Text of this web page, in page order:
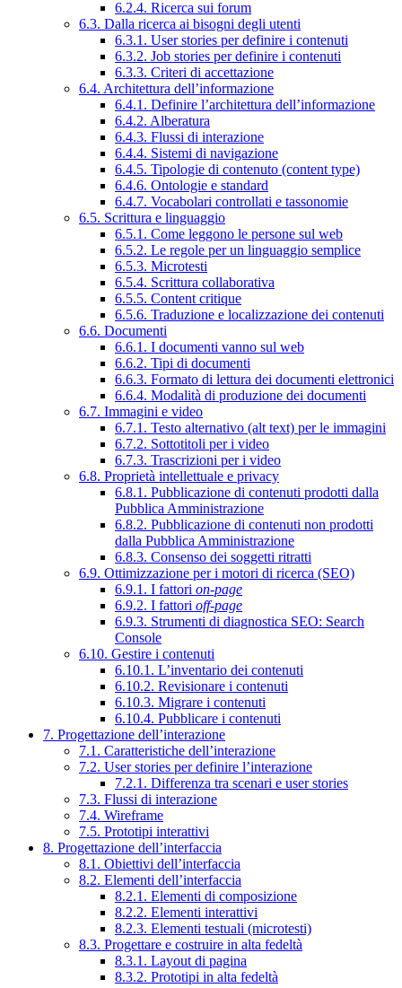
6.2.4. Ricerca sui forum
6.3. Dalla ricerca ai bisogni degli utenti
6.3.1. User stories per definire i contenuti
6.3.2. Job stories per definire i contenuti
6.3.3. Criteri di accettazione
6.4. Architettura dell’informazione
6.4.1. Definire l’architettura dell’informazione
6.4.2. Alberatura
6.4.3. Flussi di interazione
6.4.4. Sistemi di navigazione
6.4.5. Tipologie di contenuto (content type)
6.4.6. Ontologie e standard
6.4.7. Vocabolari controllati e tassonomie
6.5. Scrittura e linguaggio
6.5.1. Come leggono le persone sul web
6.5.2. Le regole per un linguaggio semplice
6.5.3. Microtesti
6.5.4. Scrittura collaborativa
6.5.5. Content critique
6.5.6. Traduzione e localizzazione dei contenuti
6.6. Documenti
6.6.1. I documenti vanno sul web
6.6.2. Tipi di documenti
6.6.3. Formato di lettura dei documenti elettronici
6.6.4. Modalità di produzione dei documenti
6.7. Immagini e video
6.7.1. Testo alternativo (alt text) per le immagini
6.7.2. Sottotitoli per i video
6.7.3. Trascrizioni per i video
6.8. Proprietà intellettuale e privacy
6.8.1. Pubblicazione di contenuti prodotti dalla
Pubblica Amministrazione
6.8.2. Pubblicazione di contenuti non prodotti
dalla Pubblica Amministrazione
6.8.3. Consenso dei soggetti ritratti
6.9. Ottimizzazione per i motori di ricerca (SEO)
6.9.1. I fattori on-page
6.9.2. I fattori off-page
6.9.3. Strumenti di diagnostica SEO: Search
Console
6.10. Gestire i contenuti
6.10.1. L’inventario dei contenuti
6.10.2. Revisionare i contenuti
6.10.3. Migrare i contenuti
6.10.4. Pubblicare i contenuti
7. Progettazione dell’interazione
7.1. Caratteristiche dell’interazione
7.2. User stories per definire l’interazione
7.2.1. Differenza tra scenari e user stories
7.3. Flussi di interazione
7.4. Wireframe
7.5. Prototipi interattivi
8. Progettazione dell’interfaccia
8.1. Obiettivi dell’interfaccia
8.2. Elementi dell’interfaccia
8.2.1. Elementi di composizione
8.2.2. Elementi interattivi
8.2.3. Elementi testuali (microtesti)
8.3. Progettare e costruire in alta fedeltà
8.3.1. Layout di pagina
8.3.2. Prototipi in alta fedeltà